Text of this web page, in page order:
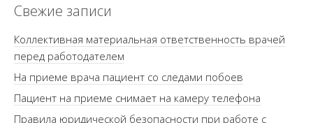
Свежие записи
Коллективная материальная ответственность врачей
перед работодателем
На приеме врача пациент со следами побоев
Пациент на приеме снимает на камеру телефона
Правила юридической безопасности при работе с